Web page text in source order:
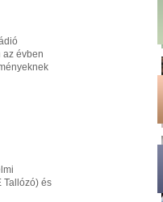
az évben
Tallózó) és